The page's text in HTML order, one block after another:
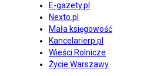
E-gazety.pl
Nexto.pl
Mała księgowość
Kancelarierp.pl
Wieści Rolnicze
Życie Warszawy